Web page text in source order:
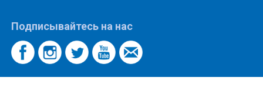
Подписывайтесь на нас